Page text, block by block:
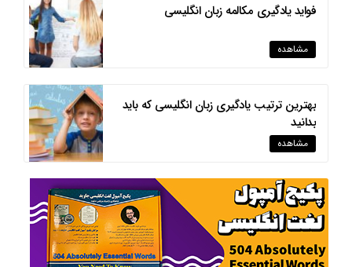
فواید یادگیری مکالمه زبان انگلیسی
مشاهده
بهترین ترتیب یادگیری زبان انگلیسی که باید
بدانید
مشاهده